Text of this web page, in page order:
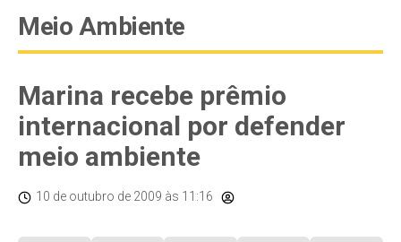
Meio Ambiente
Marina recebe prêmio
internacional por defender
meio ambiente
10 de outubro de 2009 às 11:16